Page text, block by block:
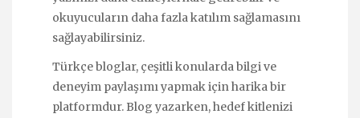
okuyucuların daha fazla katılım sağlamasını
sağlayabilirsiniz.
Türkçe bloglar, çeşitli konularda bilgi ve
deneyim paylaşımı yapmak için harika bir
platformdur. Blog yazarken, hedef kitlenizi